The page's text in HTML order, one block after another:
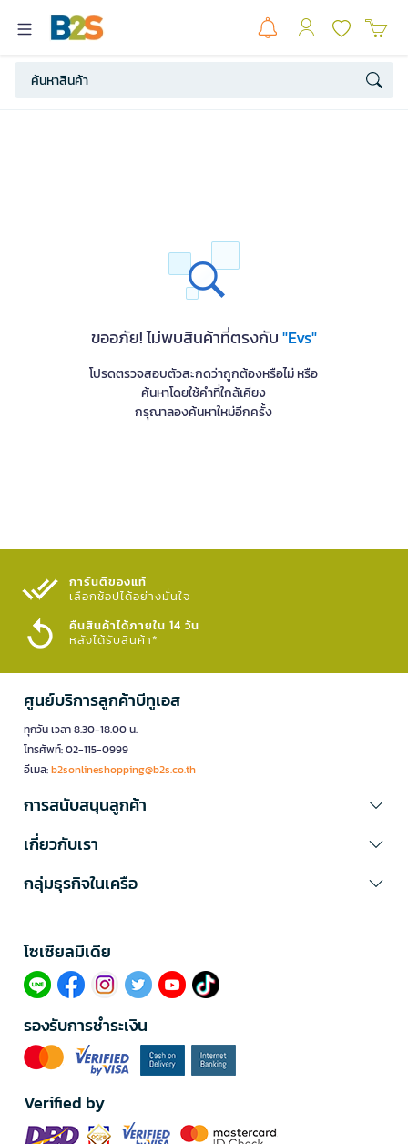
ขออภัย! ไม่พบสินค้าที่ตรงกับ"Evs"
โปรดตรวจสอบตัวสะกดว่าถูกต้องหรือไม่ หรือ
ค้นหาโดยใช้คำที่ใกล้เคียง
กรุณาลองค้นหาใหม่อีกครั้ง
การันตีของแท้
เลือกช้อปได้อย่างมั่นใจ​
คืนสินค้าได้ภายใน 14 วัน
หลังได้รับสินค้า*
ศูนย์บริการลูกค้าบีทูเอส
ทุกวัน เวลา 8.30-18.00 น.
โทรศัพท์: 02-115-0999
อีเมล:b2sonlineshopping@b2s.co.th
การสนับสนุนลูกค้า
เกี่ยวกับเรา
กลุ่มธุรกิจในเครือ
โซเซียลมีเดีย​
รองรับการชำระเงิน
Verified by